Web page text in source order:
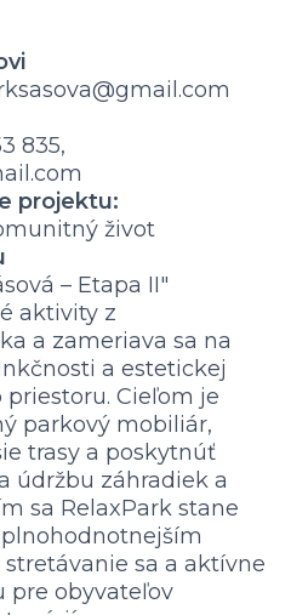
835,
projektu:
život
– Etapa II"
aktivity z
a zameriava sa na
a estetickej
Cieľom je
parkový mobiliár,
trasy a poskytnúť
údržbu záhradiek a
sa RelaxPark stane
sa a aktívne
pre obyvateľov